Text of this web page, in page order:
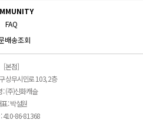
FAQ
배송조회
[본점]
상무시민로 103, 2층
: (주)신화캐슬
: 박설원
410-86-81368